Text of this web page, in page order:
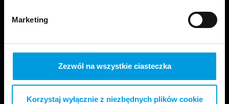
Marketing
Zezwól na wszystkie ciasteczka
Korzystaj wyłącznie z niezbędnych plików cookie
Odwiedź nas